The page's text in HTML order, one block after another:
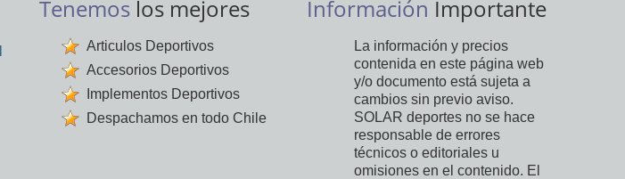
Tenemos los mejores
Articulos Deportivos
Accesorios Deportivos
Implementos Deportivos
Despachamos en todo Chile
Información Importante
La información y precios
contenida en este página web
y/o documento está sujeta a
cambios sin previo aviso.
SOLAR deportes no se hace
responsable de errores
técnicos o editoriales u
omisiones en el contenido. El